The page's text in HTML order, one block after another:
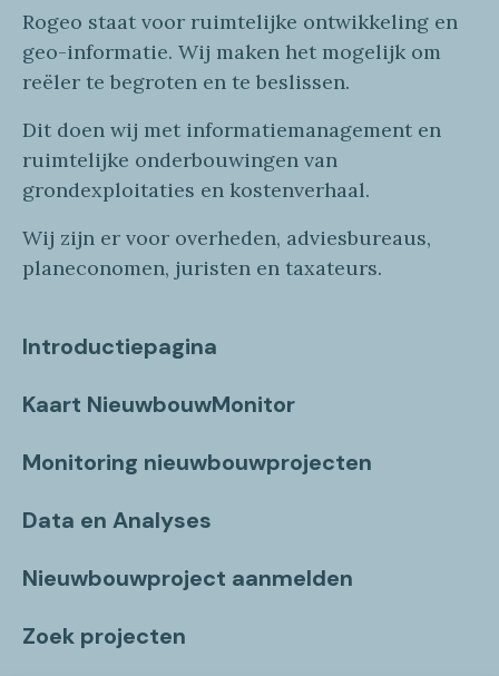
Rogeo staat voor ruimtelijke ontwikkeling en
geo-informatie. Wij maken het mogelijk om
reëler te begroten en te beslissen.
Dit doen wij met informatiemanagement en
ruimtelijke onderbouwingen van
grondexploitaties en kostenverhaal.
Wij zijn er voor overheden, adviesbureaus,
planeconomen, juristen en taxateurs.
Introductiepagina
Kaart NieuwbouwMonitor
Monitoring nieuwbouwprojecten
Data en Analyses
Nieuwbouwproject aanmelden
Zoek projecten